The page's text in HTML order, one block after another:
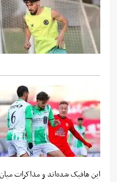
این هافبک شده‌اند و مذاکرات